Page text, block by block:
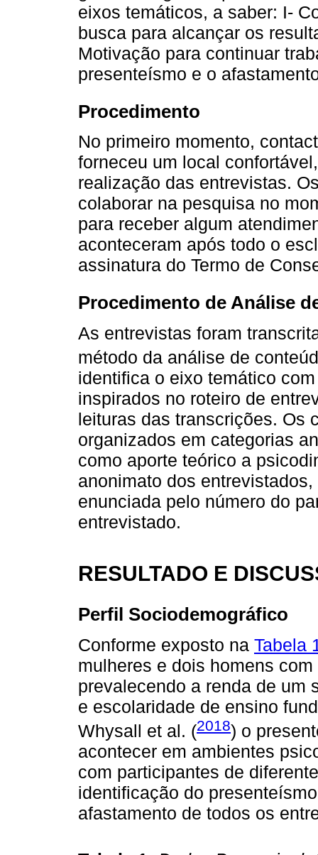
eixos temáticos, a saber: I-
busca para alcançar os
Motivação para continuar
presenteísmo e o
Procedimento
No primeiro momento,
forneceu um local
realização das entrevistas.
colaborar na pesquisa no
para receber algum
aconteceram após todo o
assinatura do Termo de
Procedimento de Análise
As entrevistas foram
método da análise de
identifica o eixo temático
inspirados no roteiro de
leituras das transcrições. Os
organizados em categorias
como aporte teórico a
anonimato dos
enunciada pelo número do
entrevistado.
RESULTADO E
Perfil Sociodemográfico
Conforme exposto na Tabela
mulheres e dois homens
prevalecendo a renda de um
e escolaridade de ensino
Whysall et al. (2018) o
acontecer em ambientes
com participantes de
identificação do
afastamento de todos os